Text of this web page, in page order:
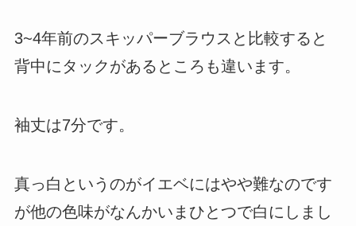
3~4年前のスキッパーブラウスと比較すると
背中にタックがあるところも違います。
袖丈は7分です。
真っ白というのがイエベにはやや難なのです
が他の色味がなんかいまひとつで白にしまし